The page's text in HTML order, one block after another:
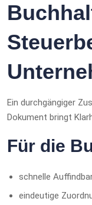
Ein durchgängiger
Dokument bringt
Für die
schnelle
eindeutige